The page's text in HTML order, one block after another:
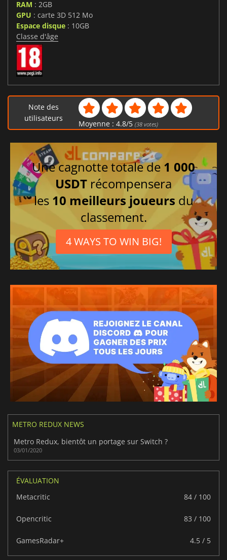
RAM : 2GB
GPU : carte 3D 512 Mo
Espace disque : 10GB
Classe d'âge
Note des
utilisateurs
Moyenne : 4.8/5 (38votes)
Une cagnotte totale de 1 000
USDT récompensera
les 10 meilleurs joueurs du
classement.
4 WAYS TO WIN BIG!
METRO REDUX NEWS
Metro Redux, bientôt un portage sur Switch ?
03/01/2020
ÉVALUATION
Metacritic
84 / 100
Opencritic 83 / 100
GamesRadar+ 4.5 / 5